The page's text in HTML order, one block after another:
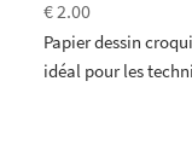
€ 2.00
Papier dessin
idéal pour les